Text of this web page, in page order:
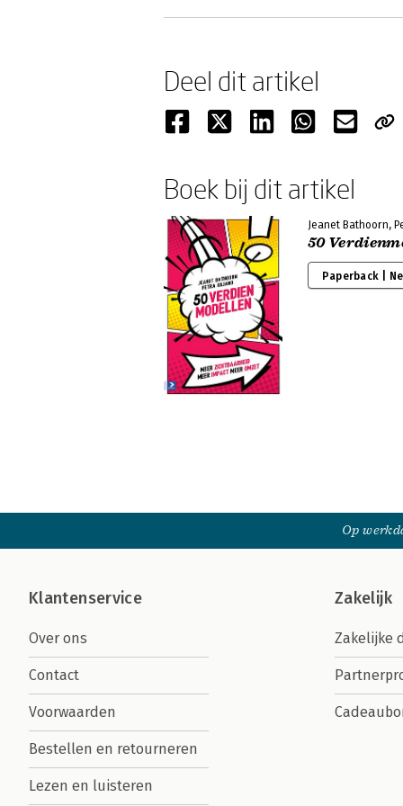
Deel dit artikel
Boek bij dit artikel
Jeanet Bathoorn,
50
Paperback |
Op
Klantenservice
Over ons
Contact
Voorwaarden
Bestellen en retourneren
Lezen en luisteren
Zakelijk
Zakelijke